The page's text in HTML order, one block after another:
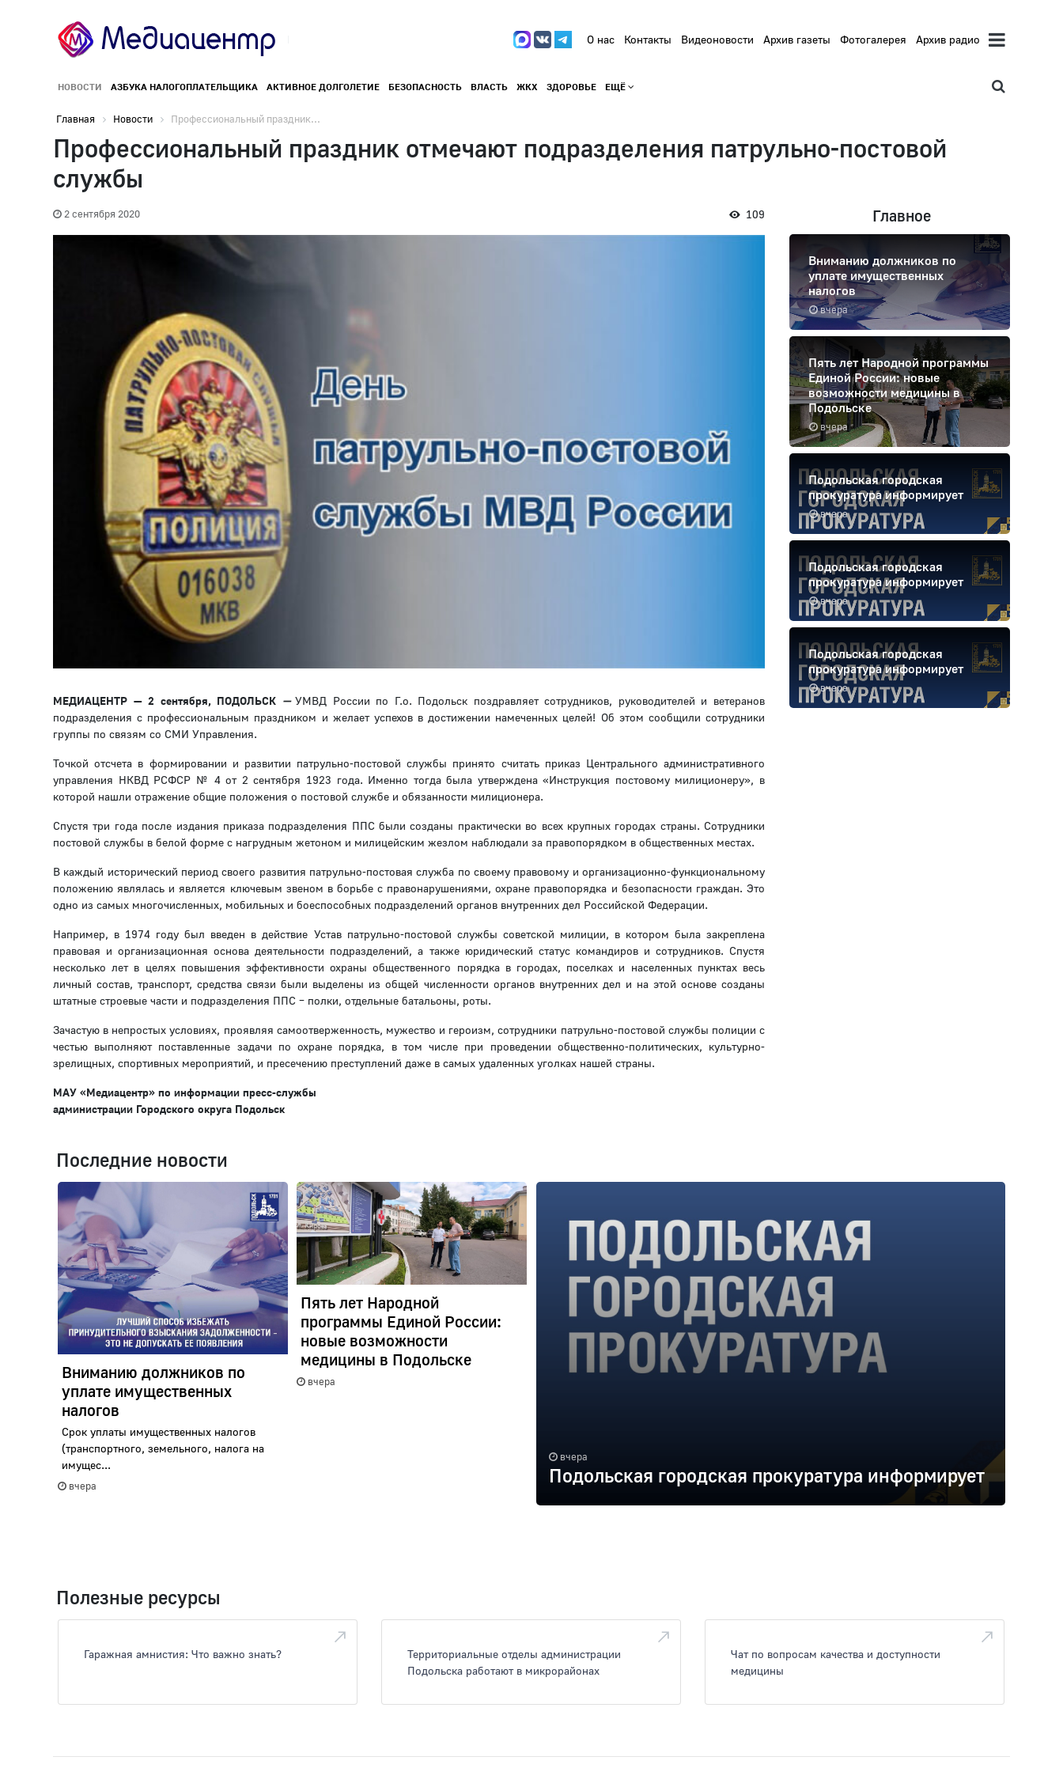
О нас Контакты Видеоновости Архив газеты Фотогалерея Архив радио
НОВОСТИ АЗБУКА НАЛОГОПЛАТЕЛЬЩИКА АКТИВНОЕ ДОЛГОЛЕТИЕ БЕЗОПАСНОСТЬ ВЛАСТЬ ЖКХ ЗДОРОВЬЕ ЕЩЁ
Главная Новости Профессиональный праздник...
Профессиональный праздник отмечают подразделения патрульно-постовой
службы
2 сентября 2020 109
МЕДИАЦЕНТР — 2 сентября, ПОДОЛЬСК —УМВД России по Г.о. Подольск поздравляет сотрудников, руководителей и ветеранов
подразделения с профессиональным праздником и желает успехов в достижении намеченных целей! Об этом сообщили сотрудники
группы по связям со СМИ Управления.
Точкой отсчета в формировании и развитии патрульно-постовой службы принято считать приказ Центрального административного
управления НКВД РСФСР № 4 от 2 сентября 1923 года. Именно тогда была утверждена «Инструкция постовому милиционеру», в
которой нашли отражение общие положения о постовой службе и обязанности милиционера.
Спустя три года после издания приказа подразделения ППС были созданы практически во всех крупных городах страны. Сотрудники
постовой службы в белой форме с нагрудным жетоном и милицейским жезлом наблюдали за правопорядком в общественных местах.
В каждый исторический период своего развития патрульно-постовая служба по своему правовому и организационно-функциональному
положению являлась и является ключевым звеном в борьбе с правонарушениями, охране правопорядка и безопасности граждан. Это
одно из самых многочисленных, мобильных и боеспособных подразделений органов внутренних дел Российской Федерации.
Например, в 1974 году был введен в действие Устав патрульно-постовой службы советской милиции, в котором была закреплена
правовая и организационная основа деятельности подразделений, а также юридический статус командиров и сотрудников. Спустя
несколько лет в целях повышения эффективности охраны общественного порядка в городах, поселках и населенных пунктах весь
личный состав, транспорт, средства связи были выделены из общей численности органов внутренних дел и на этой основе созданы
штатные строевые части и подразделения ППС – полки, отдельные батальоны, роты.
Зачастую в непростых условиях, проявляя самоотверженность, мужество и героизм, сотрудники патрульно-постовой службы полиции с
честью выполняют поставленные задачи по охране порядка, в том числе при проведении общественно-политических, культурно-
зрелищных, спортивных мероприятий, и пресечению преступлений даже в самых удаленных уголках нашей страны.
МАУ «Медиацентр» по информации пресс-службы
администрации Городского округа Подольск
Главное
вчера
Вниманию должников по
уплате имущественных
налогов
вчера
Пять лет Народной программы
Единой России: новые
возможности медицины в
Подольске
вчера
Подольская городская
прокуратура информирует
вчера
Подольская городская
прокуратура информирует
вчера
Подольская городская
прокуратура информирует
Последние новости
Вниманию должников по
уплате имущественных
налогов
Срок уплаты имущественных налогов
(транспортного, земельного, налога на
имущес...
вчера
Пять лет Народной
программы Единой России:
новые возможности
медицины в Подольске
вчера
вчера
Подольская городская прокуратура информирует
Полезные ресурсы
Гаражная амнистия: Что важно знать?
Территориальные отделы администрации
Подольска работают в микрорайонах
Чат по вопросам качества и доступности
медицины